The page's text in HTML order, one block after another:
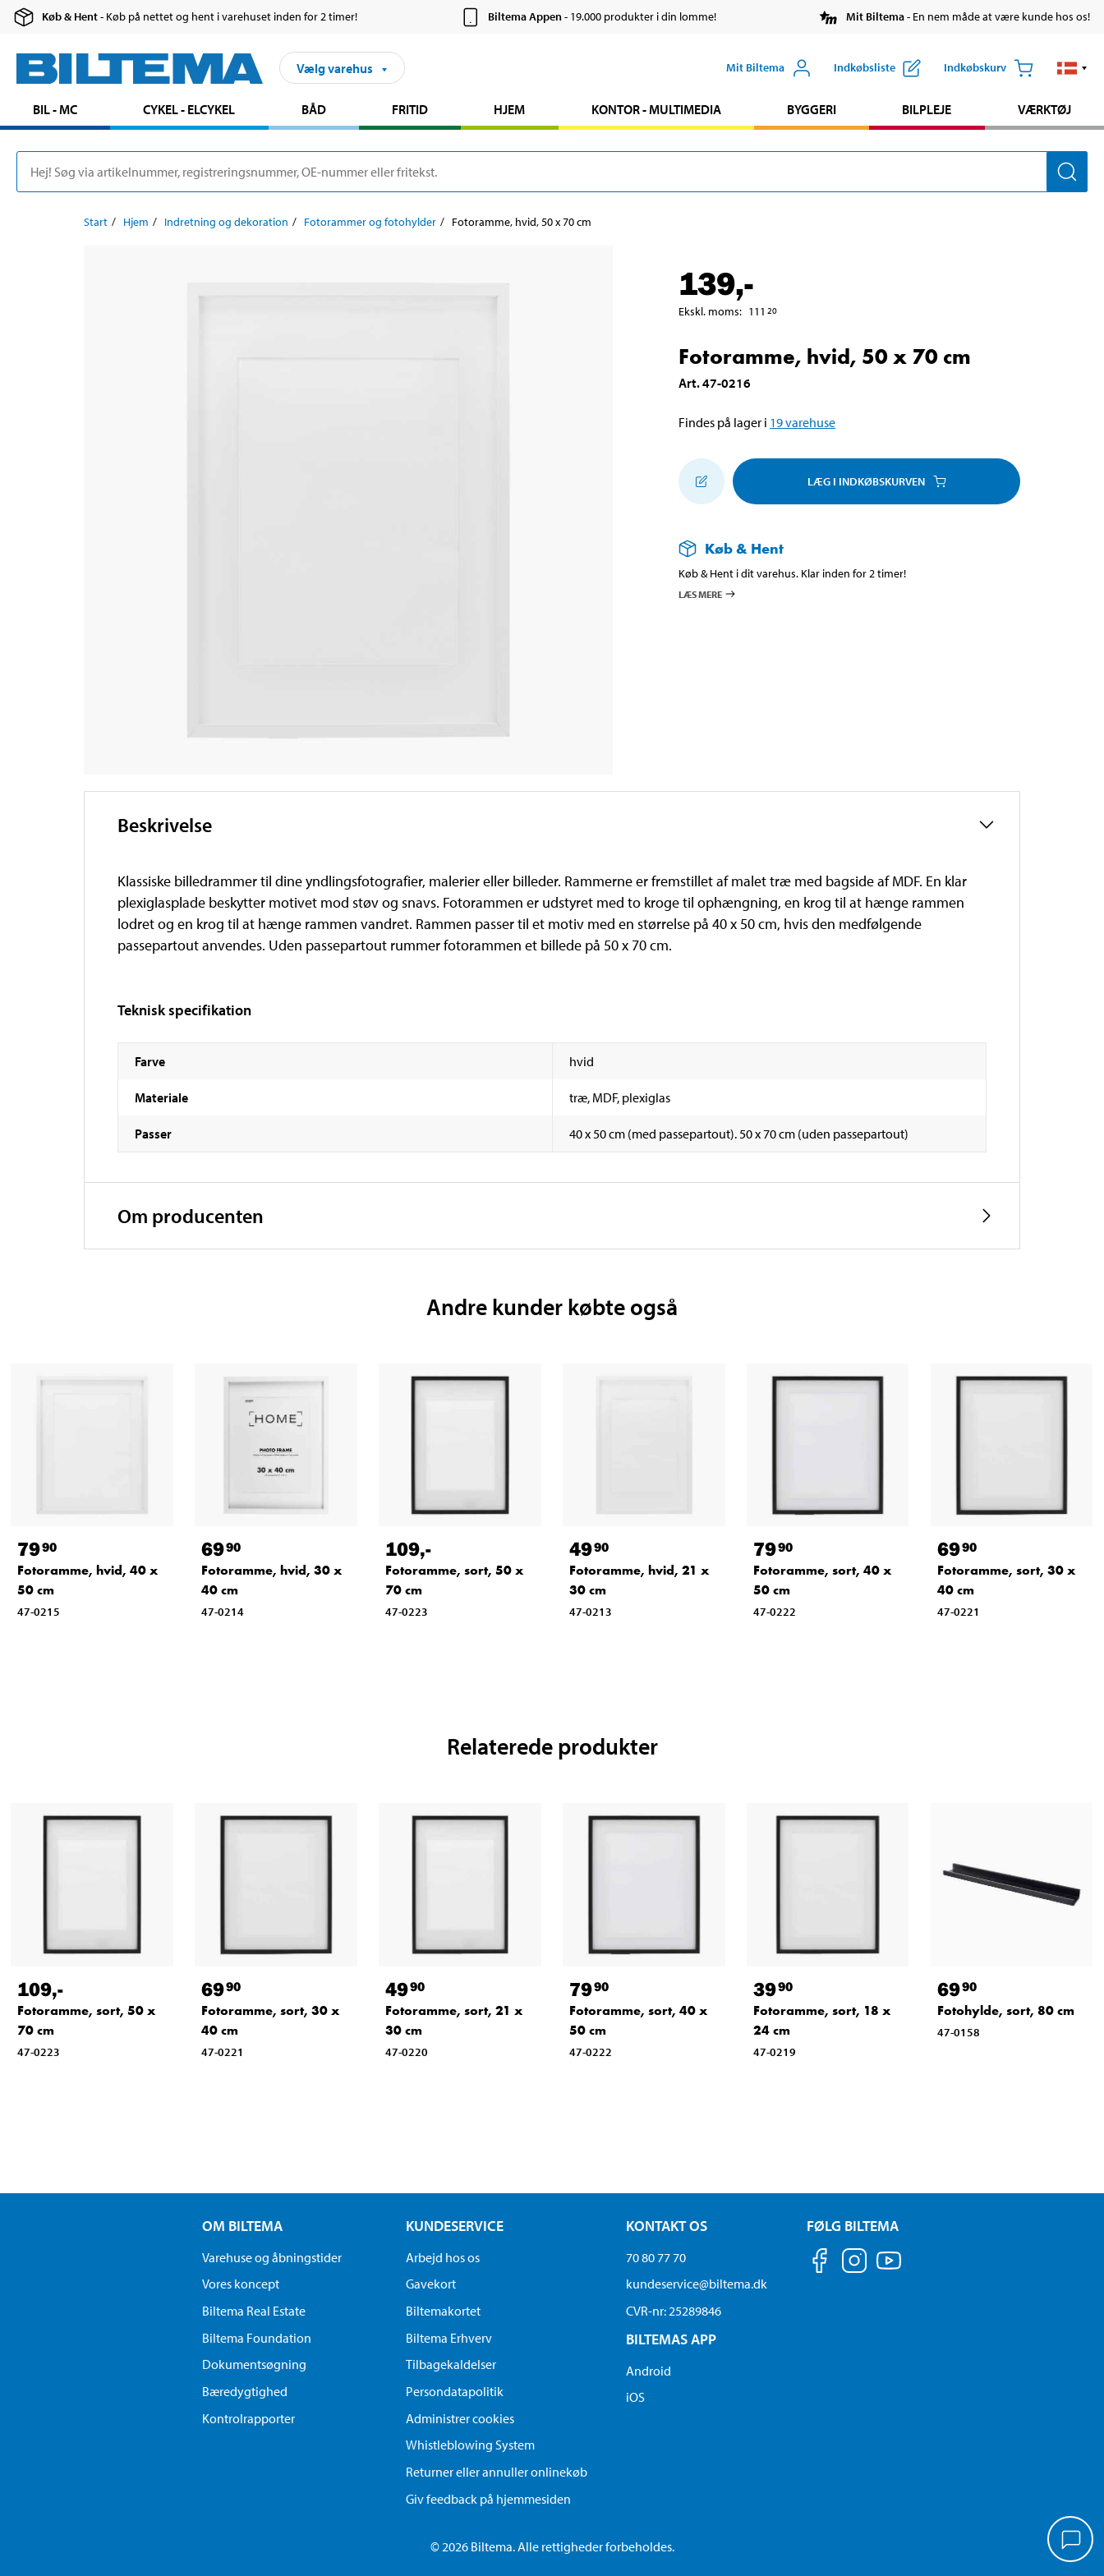
Køb & Hent- Køb på nettet og hent i varehuset inden for 2 timer! Biltema Appen- 19.000 produkter i din lomme! Mit Biltema- En nem måde at være kunde hos os!
Vælg varehus Mit Biltema Indkøbsliste Indkøbskurv
BIL - MC CYKEL - ELCYKEL BÅD FRITID HJEM KONTOR - MULTIMEDIA BYGGERI BILPLEJE VÆRKTØJ
Start Hjem Indretning og dekoration Fotorammer og fotohylder Fotoramme, hvid, 50 x 70 cm
139,-
Ekskl. moms: 111 20
Fotoramme, hvid, 50 x 70 cm
Art.47-0216
Findes på lager i 19varehuse
LÆG I INDKØBSKURVEN
Køb & Hent
Køb & Hent i dit varehus. Klar inden for 2 timer!
LÆS MERE
Beskrivelse
Klassiske billedrammer til dine yndlingsfotografier, malerier eller billeder. Rammerne er fremstillet af malet træ med bagside af MDF. En klar
plexiglasplade beskytter motivet mod støv og snavs. Fotorammen er udstyret med to kroge til ophængning, en krog til at hænge rammen
lodret og en krog til at hænge rammen vandret. Rammen passer til et motiv med en størrelse på 40 x 50 cm, hvis den medfølgende
passepartout anvendes. Uden passepartout rummer fotorammen et billede på 50 x 70 cm.
Teknisk specifikation
Farve hvid
Materiale træ, MDF, plexiglas
Passer 40 x 50 cm (med passepartout). 50 x 70 cm (uden passepartout)
Om producenten
Andre kunder købte også
7990
Fotoramme, hvid, 40 x
50 cm
47-0215
6990
Fotoramme, hvid, 30 x
40 cm
47-0214
109,-
Fotoramme, sort, 50 x
70 cm
47-0223
4990
Fotoramme, hvid, 21 x
30 cm
47-0213
7990
Fotoramme, sort, 40 x
50 cm
47-0222
6990
Fotoramme, sort, 30 x
40 cm
47-0221
Relaterede produkter
109,-
Fotoramme, sort, 50 x
70 cm
47-0223
6990
Fotoramme, sort, 30 x
40 cm
47-0221
4990
Fotoramme, sort, 21 x
30 cm
47-0220
7990
Fotoramme, sort, 40 x
50 cm
47-0222
3990
Fotoramme, sort, 18 x
24 cm
47-0219
6990
Fotohylde, sort, 80 cm
47-0158
OM BILTEMA
Varehuse og åbningstider
Vores koncept
Biltema Real Estate
Biltema Foundation
Dokumentsøgning
Bæredygtighed
Kontrolrapporter
KUNDESERVICE
Arbejd hos os
Gavekort
Biltemakortet
Biltema Erhverv
Tilbagekaldelser
Persondatapolitik
Administrer cookies
Whistleblowing System
Returner eller annuller onlinekøb
Giv feedback på hjemmesiden
KONTAKT OS
70 80 77 70
kundeservice@biltema.dk
CVR-nr: 25289846
BILTEMAS APP
Android
iOS
FØLG BILTEMA
© 2026 Biltema. Alle rettigheder forbeholdes.